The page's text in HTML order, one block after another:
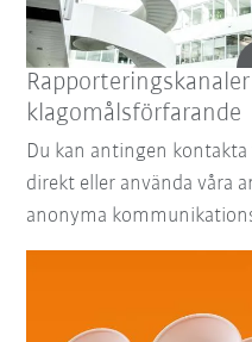
klagomålsförfarande
Du kan antingen
direkt eller använda våra
anonyma